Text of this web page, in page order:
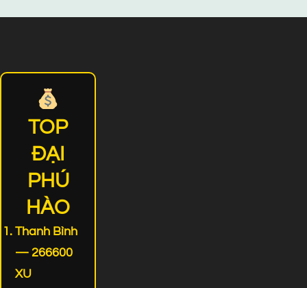
TOP
ĐẠI
PHÚ
HÀO
Thanh Bình
— 266600
XU